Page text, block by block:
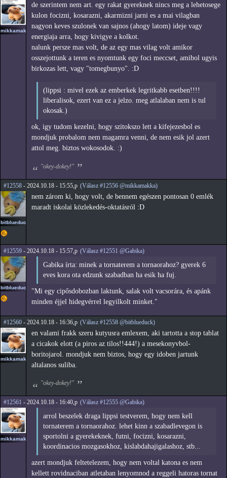
mikkamakka
de szerintem nem art. egy rakat gyereknek nincs meg a lehetosege
kulon focizni, kosarazni, akarmizni jarni es a mai vilagban
nagyon keves szulonek van sajnos (ahogy latom) ideje vagy
energiaja arra, hogy kivigye a kolkot.
nalunk persze mas volt, de az egy mas vilag volt amikor
osszejottunk a teren es nyomtunk egy foci meccset, amibol ugyis
birkozas lett, vagy "tomegbunyo". :D
(lippsi : mivel ezek az emberkek legritkabb esetben!!!!
liberalisok, ezert van ez a jelzo. meg atlalaban nem is tul
okosak.)
ok, igy tudom kezelni, hogy szitokszo lett a kifejezesbol es
mondjuk probalom nem magamra venni, de nem esik jol azert
attol meg. biztos wokosodok. :)
"okey-dokey!"
#12558 - 2024.10.18 - 15:55,p (Válasz #12556 @mikkamakka)
bitblueduck
nem zárom ki, hogy volt, de bennem egészen pontosan 0 emlék
maradt iskolai közlekedés-oktatásról :D
#12559 - 2024.10.18 - 15:57,p (Válasz #12551 @Gabika)
bitblueduck
Gabika írta: minek a tornaterem a tornaorahoz? gyerek 6
eves kora ota edzunk szabadban ha esik ha fuj.
"Mi egy cipősdobozban laktunk, salak volt vacsorára, és apánk
minden éjjel hidegvérrel legyilkolt minket."
#12560 - 2024.10.18 - 16:36,p (Válasz #12558 @bitblueduck)
mikkamakka
en valami frakk szeru kutyusra emlexem, aki tartotta a stop tablat
a cicakok elott (a piros az tilos!!444!) a mesekonyvbol-
boritojarol. mondjuk nem biztos, hogy egy idoben jartunk
altalanos suliba.
"okey-dokey!"
#12561 - 2024.10.18 - 16:40,p (Válasz #12555 @Gabika)
mikkamakka
arrol beszelek draga lippsi testverem, hogy nem kell
tornaterem a tornaorahoz. lehet kinn a szabadlevegon is
sportolni a gyerekeknek, futni, focizni, kosarazni,
koordinacios mozgasokhoz, kislabdahajigalashoz, stb...
azert mondjuk feltetelezem, hogy nem voltal katona es nem
kellett rovidnaciban atletaban lenyomnod a reggeli hatoras tornat